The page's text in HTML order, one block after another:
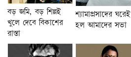
বড় জমি, বড় শিল্পই
খুলে দেবে বিকাশের
রাস্তা
শ্যামাপ্রসাদের ঘরেই
হল আমাদের সভা